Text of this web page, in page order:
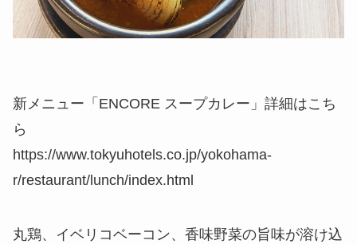
新メニュー「ENCORE スープカレー」詳細はこち
ら
https://www.tokyuhotels.co.jp/yokohama-
r/restaurant/lunch/index.html
丸鶏、イベリコベーコン、香味野菜の旨味が溶け込